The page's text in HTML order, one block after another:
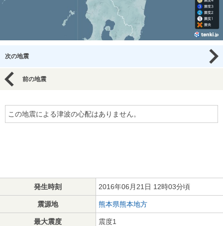
次の地震
前の地震
この地震による津波の心配はありません。
発生時刻 2016年06月21日 12時03分頃
震源地 熊本県熊本地方
最大震度 震度1